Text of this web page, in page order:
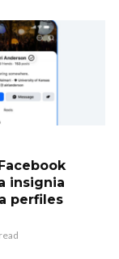
insignia
perfiles